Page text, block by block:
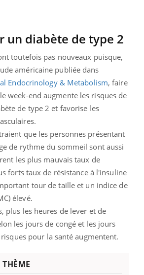
un diabète de type 2
toutefois pas nouveaux puisque,
américaine publiée dans
Endocrinology & Metabolism, faire
week-end augmente les risques de
de type 2 et favorise les
que les personnes présentant
de rythme du sommeil sont aussi
les plus mauvais taux de
forts taux de résistance à l'insuline
tour de taille et un indice de
élevé.
plus les heures de lever et de
les jours de congé et les jours
pour la santé augmentent.